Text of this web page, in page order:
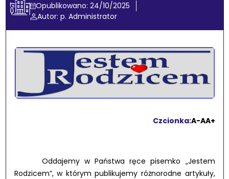
Opublikowano: 24/10/2025
Autor: p. Administrator
Czcionka:A-AA+
Oddajemy w Państwa ręce pisemko „Jestem
Rodzicem”, w którym publikujemy różnorodne artykuły,